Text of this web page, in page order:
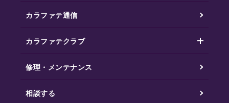
カラファテ通信
カラファテクラブ
修理・メンテナンス
相談する